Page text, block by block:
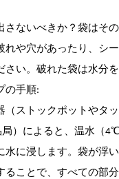
さないべきか？袋はそ
れや穴があったり、シ
さい。破れた袋は水分
の手順:
（ストックポットやタ
局）によると、温水（
水に浸します。袋が浮
ることで、すべての部